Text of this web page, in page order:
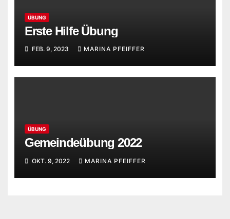
ÜBUNG
Erste Hilfe Übung
FEB. 9, 2023 MARINA PFEIFFER
ÜBUNG
Gemeindeübung 2022
OKT. 9, 2022 MARINA PFEIFFER